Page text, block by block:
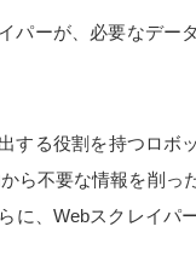
パーが、必要なデー
する役割を持つロボ
ら不要な情報を削っ
に、Webスクレイパ